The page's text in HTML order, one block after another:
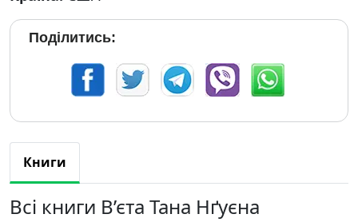
Поділитись:
Книги
Всі книги В’єта Тана Нґуєна